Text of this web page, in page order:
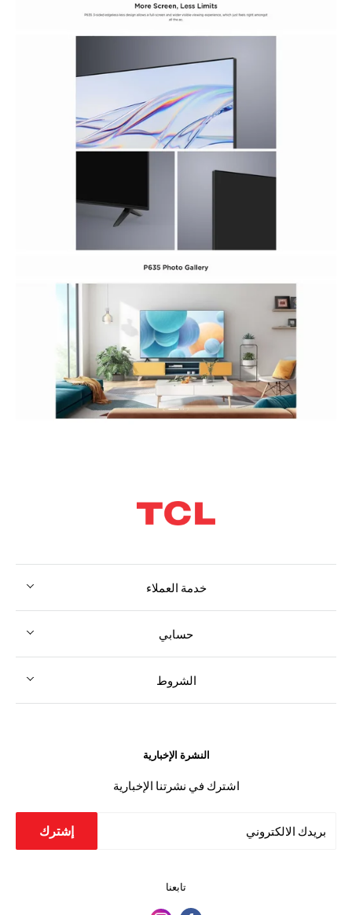
خدمة العملاء
حسابي
الشروط
النشرة الإخبارية
اشترك في نشرتنا الإخبارية
بريدك الالكتروني إشترك
تابعنا